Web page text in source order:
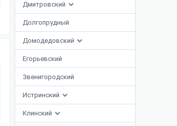
Дмитровский
Долгопрудный
Домодедовский
Егорьевский
Звенигородский
Истринский
Клинский